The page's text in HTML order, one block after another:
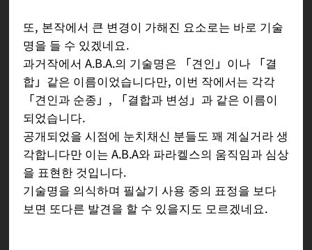
또, 본작에서 큰 변경이 가해진 요소로는 바로 기술
명을 들 수 있겠네요.
과거작에서 A.B.A.의 기술명은 「견인」이나 「결
합」같은 이름이었습니다만, 이번 작에서는 각각
「견인과 순종」, 「결합과 변성」과 같은 이름이
되었습니다.
공개되었을 시점에 눈치채신 분들도 꽤 계실거라 생
각합니다만 이는 A.B.A와 파라켈스의 움직임과 심상
을 표현한 것입니다.
기술명을 의식하며 필살기 사용 중의 표정을 보다
보면 또다른 발견을 할 수 있을지도 모르겠네요.